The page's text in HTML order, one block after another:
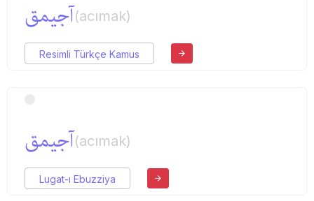
آجیمق(acımak)
Resimli Türkçe Kamus
آجیمق(acımak)
Lugat-ı Ebuzziya